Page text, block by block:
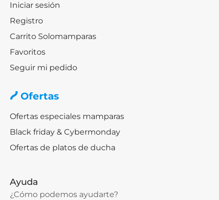
Iniciar sesión
Registro
Carrito Solomamparas
Favoritos
Seguir mi pedido
Ofertas
Ofertas especiales mamparas
Black friday & Cybermonday
Ofertas de platos de ducha
Ayuda
¿Cómo podemos ayudarte?